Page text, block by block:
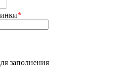
*
заполнения